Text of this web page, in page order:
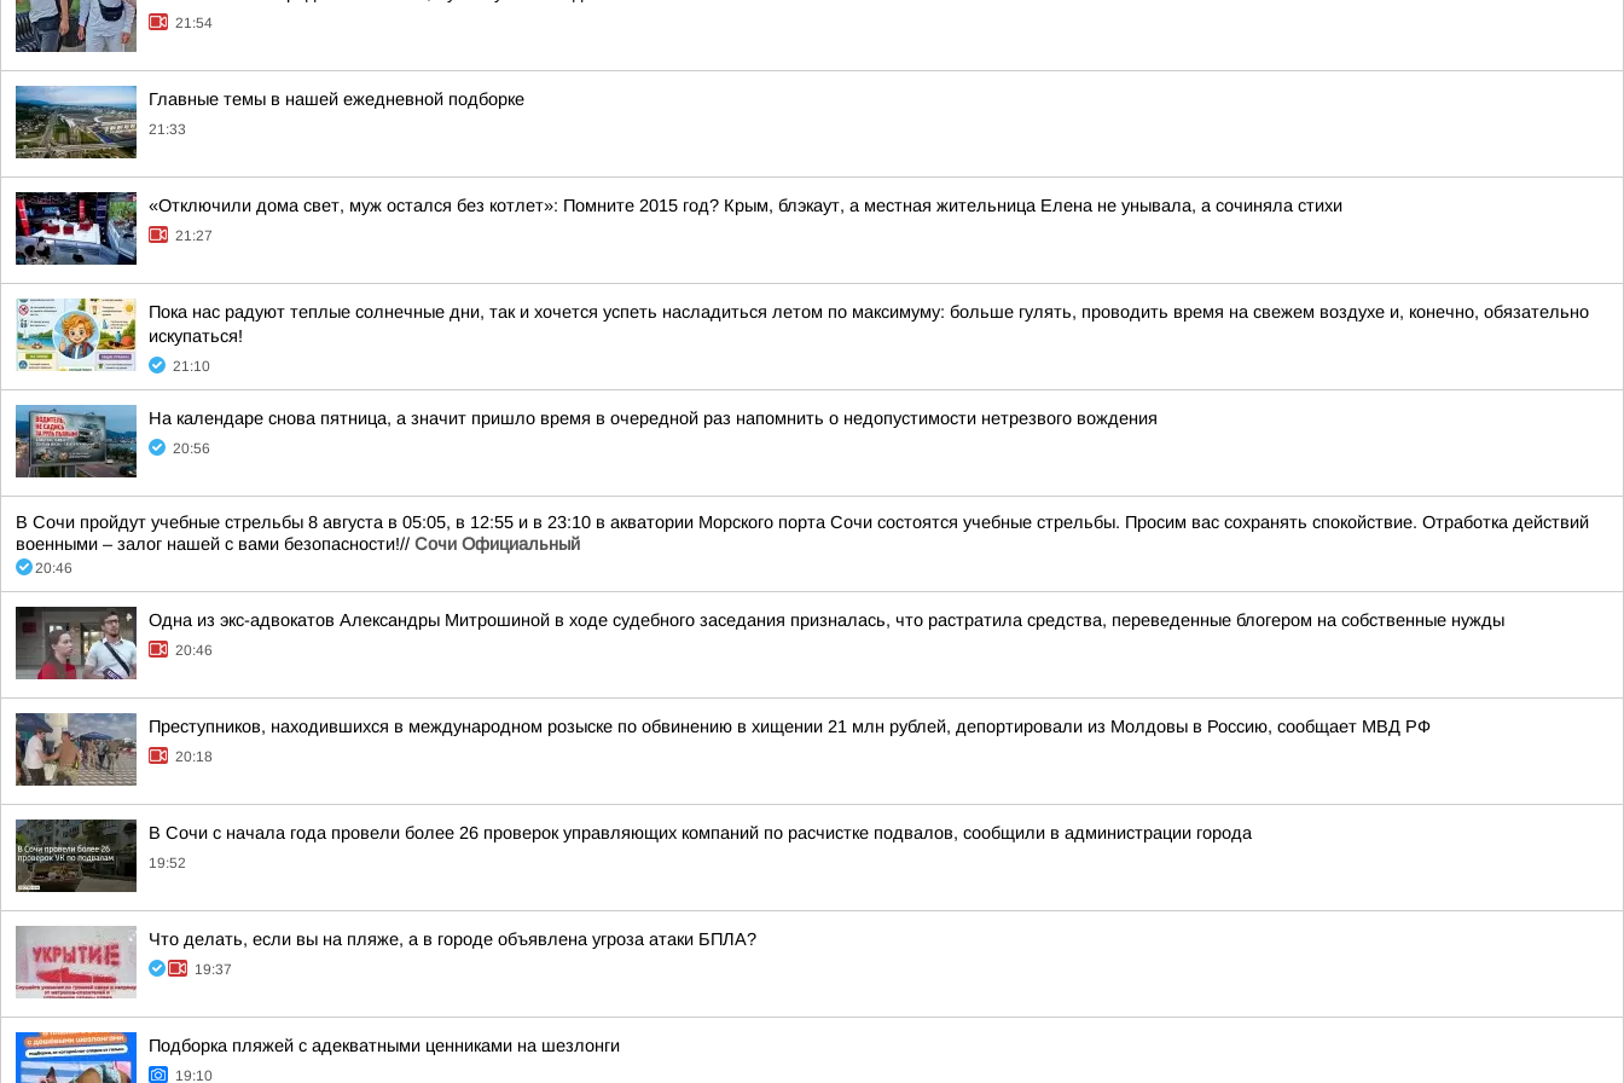
21:54
Главные темы в нашей ежедневной подборке
21:33
«Отключили дома свет, муж остался без котлет»: Помните 2015 год? Крым, блэкаут, а местная жительница Елена не унывала, а сочиняла стихи
21:27
Пока нас радуют теплые солнечные дни, так и хочется успеть насладиться летом по максимуму: больше гулять, проводить время на свежем воздухе и, конечно, обязательно
искупаться!
21:10
На календаре снова пятница, а значит пришло время в очередной раз напомнить о недопустимости нетрезвого вождения
20:56
В Сочи пройдут учебные стрельбы 8 августа в 05:05, в 12:55 и в 23:10 в акватории Морского порта Сочи состоятся учебные стрельбы. Просим вас сохранять спокойствие. Отработка действий
военными – залог нашей с вами безопасности!// Сочи Официальный
20:46
Одна из экс-адвокатов Александры Митрошиной в ходе судебного заседания призналась, что растратила средства, переведенные блогером на собственные нужды
20:46
Преступников, находившихся в международном розыске по обвинению в хищении 21 млн рублей, депортировали из Молдовы в Россию, сообщает МВД РФ
20:18
В Сочи с начала года провели более 26 проверок управляющих компаний по расчистке подвалов, сообщили в администрации города
19:52
Что делать, если вы на пляже, а в городе объявлена угроза атаки БПЛА?
19:37
Подборка пляжей с адекватными ценниками на шезлонги
19:10